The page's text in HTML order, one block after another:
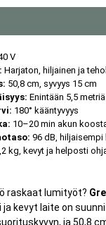
V
Harjaton, hiljainen ja
50,8 cm, syvyys 15 cm
Enintään 5,5 metriä
180° kääntyvyys
10–20 min akun
96 dB,
kg, kevyt ja helposti
raskaat lumityöt?
ja kevyt laite on
ja 50,8